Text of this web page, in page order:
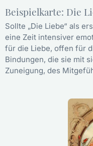
Beispielkarte: Die
Sollte „Die Liebe“ als
eine Zeit intensiver
für die Liebe, offen für
Bindungen, die sie mit
Zuneigung, des